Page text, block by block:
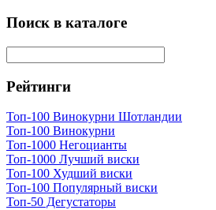
Поиск в каталоге
Рейтинги
Топ-100 Винокурни Шотландии
Топ-100 Винокурни
Топ-1000 Негоцианты
Топ-1000 Лучший виски
Топ-100 Худший виски
Топ-100 Популярный виски
Топ-50 Дегустаторы